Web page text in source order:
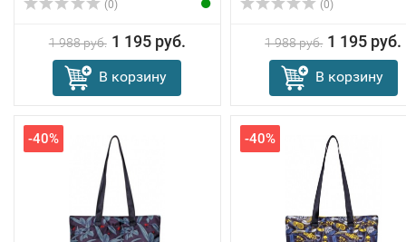
(0)
1 988 руб. 1 195 руб.
В корзину
(0)
1 988 руб. 1 195 руб.
В корзину
-40% -40%